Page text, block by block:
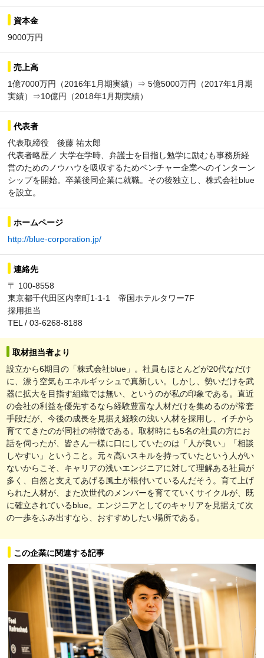
資本金
9000万円
売上高
1億7000万円（2016年1月期実績）⇒ 5億5000万円（2017年1月期
実績）⇒10億円（2018年1月期実績）
代表者
代表取締役 後藤 祐太郎
代表者略歴／ 大学在学時、弁護士を目指し勉学に励むも事務所経
営のためのノウハウを吸収するためベンチャー企業へのインターン
シップを開始。卒業後同企業に就職。その後独立し、株式会社blue
を設立。
ホームページ
http://blue-corporation.jp/
連絡先
〒 100-8558
東京都千代田区内幸町1-1-1 帝国ホテルタワー7F
採用担当
TEL / 03-6268-8188
取材担当者より
設立から6期目の「株式会社blue」。社員もほとんどが20代なだけ
に、漂う空気もエネルギッシュで真新しい。しかし、勢いだけを武
器に拡大を目指す組織では無い、というのが私の印象である。直近
の会社の利益を優先するなら経験豊富な人材だけを集めるのが常套
手段だが、今後の成長を見据え経験の浅い人材を採用し、イチから
育ててきたのが同社の特徴である。取材時にも5名の社員の方にお
話を伺ったが、皆さん一様に口にしていたのは「人が良い」「相談
しやすい」ということ。元々高いスキルを持っていたという人がい
ないからこそ、キャリアの浅いエンジニアに対して理解ある社員が
多く、自然と支えてあげる風土が根付いているんだそう。育て上げ
られた人材が、また次世代のメンバーを育てていくサイクルが、既
に確立されているblue。エンジニアとしてのキャリアを見据えて次
の一歩をふみ出すなら、おすすめしたい場所である。
この企業に関連する記事